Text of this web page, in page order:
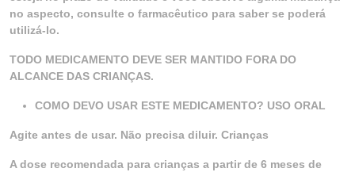
no aspecto, consulte o farmacêutico para saber se poderá
utilizá-lo.
TODO MEDICAMENTO DEVE SER MANTIDO FORA DO
ALCANCE DAS CRIANÇAS.
COMO DEVO USAR ESTE MEDICAMENTO? USO ORAL
Agite antes de usar. Não precisa diluir. Crianças
A dose recomendada para crianças a partir de 6 meses de